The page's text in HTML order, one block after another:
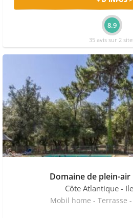
8.9
35 avis sur 2
Domaine de plein-
Côte Atlantique -
Mobil home - Terrasse